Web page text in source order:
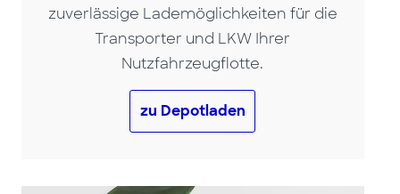
zuverlässige Lademöglichkeiten für die
Transporter und LKW Ihrer
Nutzfahrzeugflotte.
zu Depotladen